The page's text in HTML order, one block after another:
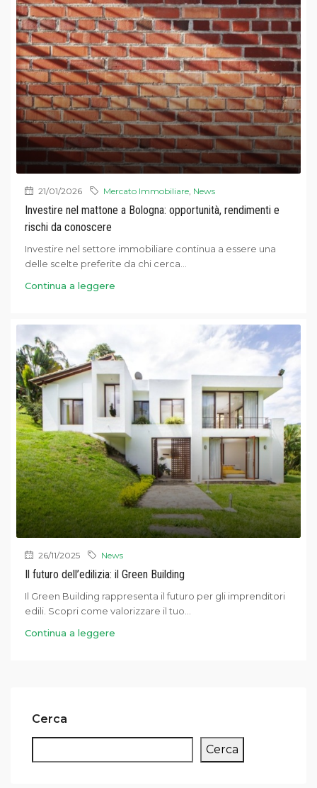
21/01/2026 Mercato Immobiliare News
Investire nel mattone a Bologna: opportunità, rendimenti e
rischi da conoscere
Investire nel settore immobiliare continua a essere una
delle scelte preferite da chi cerca...
Continua a leggere
26/11/2025 News
Il futuro dell’edilizia: il Green Building
Il Green Building rappresenta il futuro per gli imprenditori
edili. Scopri come valorizzare il tuo...
Continua a leggere
Cerca
Cerca